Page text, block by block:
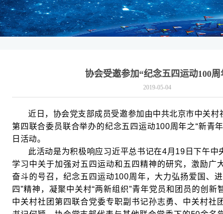
协会受邀参加“纪念五四运动100周
2019-05-04
近日，协会党支部成员受邀参加由中共北京市中关村
第四联合委员联合举办的纪念五四运动100周年之“新青
日活动。
此活动是为积极响应习近平总书记在4月19日下午中
学习中关于加强对五四运动和五四精神的研究，激励广
奋斗的号召，纪念五四运动100周年，大力弘扬爱国、
四”精神，凝聚中关村“两新组织”青年党员和团员的创新
中关村社团第四联合党委专职副书记孙志勇、中关村社